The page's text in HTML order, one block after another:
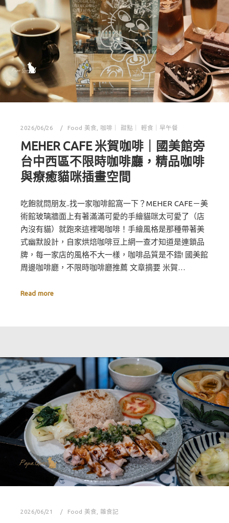
2026/06/26 Food 美食 咖啡｜ 甜點｜ 輕食｜早午餐
MEHER CAFE 米賀咖啡｜國美館旁
台中西區不限時咖啡廳，精品咖啡
與療癒貓咪插畫空間
吃飽就問朋友..找一家咖啡館窩一下？MEHER CAFE－美
術館玻璃牆面上有著滿滿可愛的手繪貓咪太可愛了（店
內沒有貓）就跑來這裡喝咖啡！手繪風格是那種帶著美
式幽默設計，自家烘焙咖啡豆上網一查才知道是連鎖品
牌，每一家店的風格不大一樣，咖啡品質是不錯! 國美館
周邊咖啡廳，不限時咖啡廳推薦 文章摘要 米賀…
Read more
2026/06/21 Food 美食 雜食記